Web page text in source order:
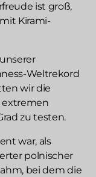
ist groß,
Kirami-
Weltrekord
wir die
extremen
zu testen.
war, als
polnischer
bei dem die